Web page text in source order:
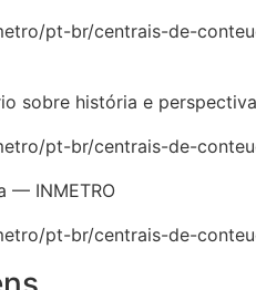
pt-br/centrais-de-
sobre história e
pt-br/centrais-de-
— INMETRO
pt-br/centrais-de-